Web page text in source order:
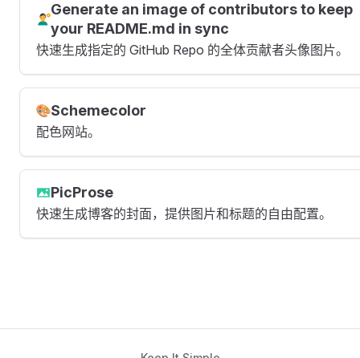
Generate an image of contributors to keep
your README.md in sync
快速生成指定的 GitHub Repo 的全体贡献者头像图片。
Schemecolor
配色网站。
PicProse
快速生成博客的封面，提供图片和标题的自由配置。